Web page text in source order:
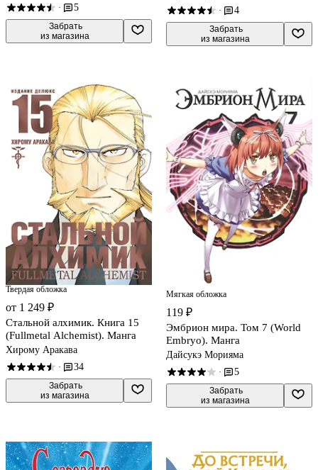
· 5
Забрать
из магазина
· 4
Забрать
из магазина
Твердая обложка
от 1 249 ₽
Стальной алхимик. Книга 15
(Fullmetal Alchemist). Манга
Хирому Аракава
· 34
Забрать
из магазина
Мягкая обложка
119 ₽
Эмбрион мира. Том 7 (World
Embryo). Манга
Дайсукэ Морияма
· 5
Забрать
из магазина